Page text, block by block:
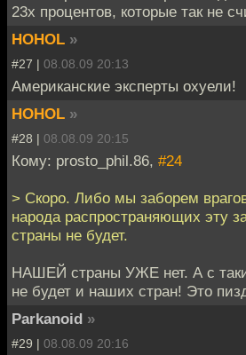
23х процентов, которые так не
HOHOL »
#27 | 08.08.09 20:13
Американские эксперты охуели!
HOHOL »
#28 | 08.08.09 20:15
Кому: prosto_phil.86, #24
> Скоро. Либо мы заборем
народа распространяющих эту
страны не будет.
НАШЕЙ страны УЖЕ нет. А с
не будет и наших стран! Это
Parkanoid »
#29 | 08.08.09 20:16